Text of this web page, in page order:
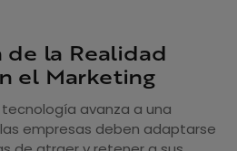
de la Realidad
el Marketing
avanza a una
empresas deben adaptarse